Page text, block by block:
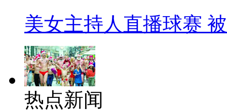
美女主持人直播球赛
热点新闻